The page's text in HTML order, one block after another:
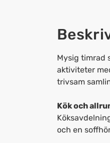
Mysig timrad
aktiviteter
trivsam
Kök och
och en